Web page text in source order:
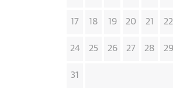
17 18 19 20 21 22
24 25 26 27 28 29
31